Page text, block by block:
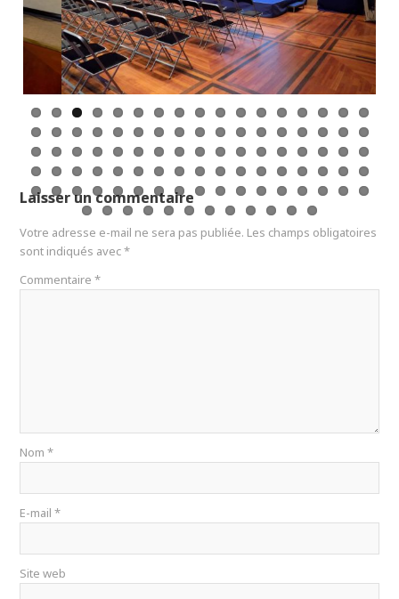
us
Laisser un commentaire
Votre adresse e-mail ne sera pas publiée. Les champs obligatoires
sont indiqués avec*
Commentaire*
Nom*
E-mail*
Site web